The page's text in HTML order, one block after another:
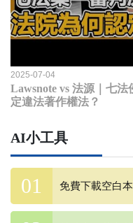
2025-07-04
Lawsnote vs 法源｜七
定違法著作權法？
AI小工具
免費下載空白